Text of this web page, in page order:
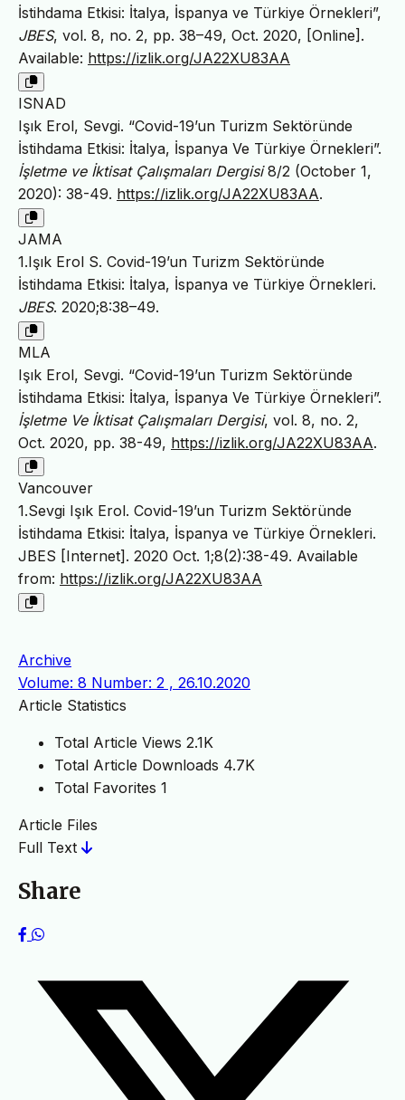
İstihdama Etkisi: İtalya, İspanya ve Türkiye Örnekleri”,
JBES, vol. 8, no. 2, pp. 38–49, Oct. 2020, [Online].
Available: https://izlik.org/JA22XU83AA
ISNAD
Işık Erol, Sevgi. “Covid-19’un Turizm Sektöründe
İstihdama Etkisi: İtalya, İspanya Ve Türkiye Örnekleri”.
İşletme ve İktisat Çalışmaları Dergisi8/2 (October 1,
2020): 38-49. https://izlik.org/JA22XU83AA.
JAMA
1.Işık Erol S. Covid-19’un Turizm Sektöründe
İstihdama Etkisi: İtalya, İspanya ve Türkiye Örnekleri.
JBES. 2020;8:38–49.
MLA
Işık Erol, Sevgi. “Covid-19’un Turizm Sektöründe
İstihdama Etkisi: İtalya, İspanya Ve Türkiye Örnekleri”.
İşletme Ve İktisat Çalışmaları Dergisi, vol. 8, no. 2,
Oct. 2020, pp. 38-49, https://izlik.org/JA22XU83AA.
Vancouver
1.Sevgi Işık Erol. Covid-19’un Turizm Sektöründe
İstihdama Etkisi: İtalya, İspanya ve Türkiye Örnekleri.
JBES [Internet]. 2020 Oct. 1;8(2):38-49. Available
from: https://izlik.org/JA22XU83AA
Archive
Volume: 8 Number: 2 , 26.10.2020
Article Statistics
Total Article Views 2.1K
Total Article Downloads 4.7K
Total Favorites 1
Article Files
Full Text
Share